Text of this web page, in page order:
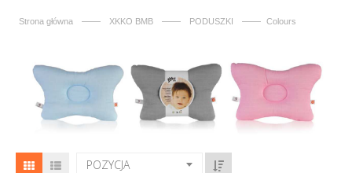
Strona główna —— XKKO BMB —— PODUSZKI —— Colours
POZYCJA